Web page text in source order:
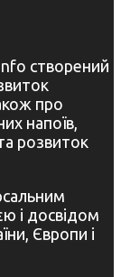
створений
про
напоїв,
розвиток
і досвідом
Європи і